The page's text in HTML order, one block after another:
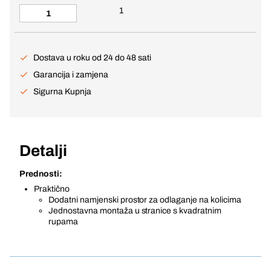
1
Dostava u roku od 24 do 48 sati
Garancija i zamjena
Sigurna Kupnja
Detalji
Prednosti:
Praktično
Dodatni namjenski prostor za odlaganje na kolicima
Jednostavna montaža u stranice s kvadratnim
rupama